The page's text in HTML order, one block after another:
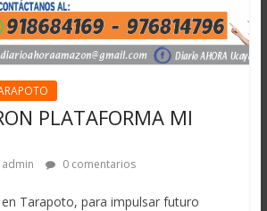
PLATAFORMA MI
admin 0 comentarios
Tarapoto, para impulsar futuro